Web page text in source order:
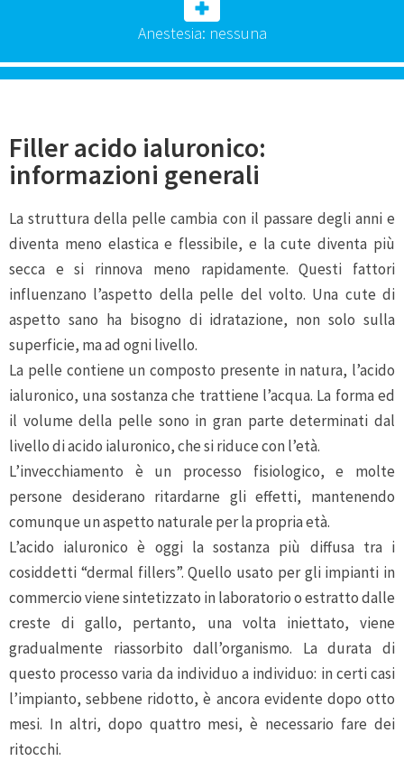
Anestesia: nessuna
Filler acido ialuronico:
informazioni generali
La struttura della pelle cambia con il passare degli anni e
diventa meno elastica e flessibile, e la cute diventa più
secca e si rinnova meno rapidamente. Questi fattori
influenzano l’aspetto della pelle del volto. Una cute di
aspetto sano ha bisogno di idratazione, non solo sulla
superficie, ma ad ogni livello.
La pelle contiene un composto presente in natura, l’acido
ialuronico, una sostanza che trattiene l’acqua. La forma ed
il volume della pelle sono in gran parte determinati dal
livello di acido ialuronico, che si riduce con l’età.
L’invecchiamento è un processo fisiologico, e molte
persone desiderano ritardarne gli effetti, mantenendo
comunque un aspetto naturale per la propria età.
L’acido ialuronico è oggi la sostanza più diffusa tra i
cosiddetti “dermal fillers”. Quello usato per gli impianti in
commercio viene sintetizzato in laboratorio o estratto dalle
creste di gallo, pertanto, una volta iniettato, viene
gradualmente riassorbito dall’organismo. La durata di
questo processo varia da individuo a individuo: in certi casi
l’impianto, sebbene ridotto, è ancora evidente dopo otto
mesi. In altri, dopo quattro mesi, è necessario fare dei
ritocchi.